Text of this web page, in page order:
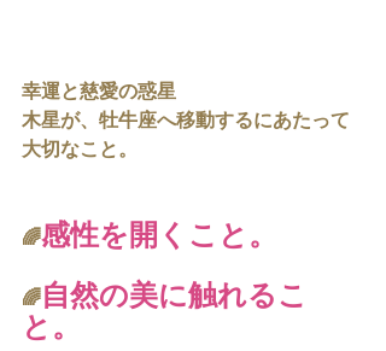
幸運と慈愛の惑星
木星が、牡牛座へ移動するにあたって
大切なこと。
🌈感性を開くこと。
🌈 自然の美に触れるこ
と。